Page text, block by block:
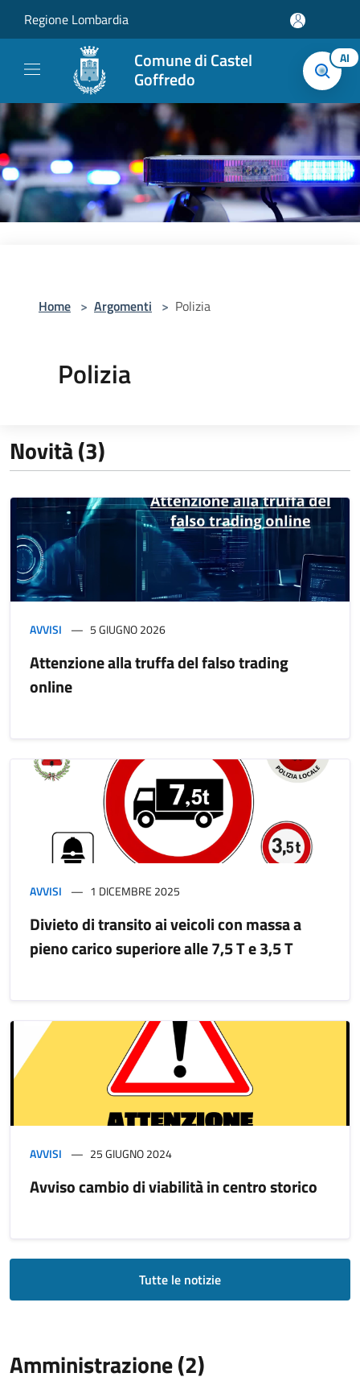
Regione Lombardia
Comune di Castel
Goffredo
AI
Home > Argomenti > Polizia
Polizia
Novità (3)
AVVISI 5 GIUGNO 2026
Attenzione alla truffa del falso trading
online
AVVISI 1 DICEMBRE 2025
Divieto di transito ai veicoli con massa a
pieno carico superiore alle 7,5 T e 3,5 T
AVVISI 25 GIUGNO 2024
Avviso cambio di viabilità in centro storico
Tutte le notizie
Amministrazione (2)